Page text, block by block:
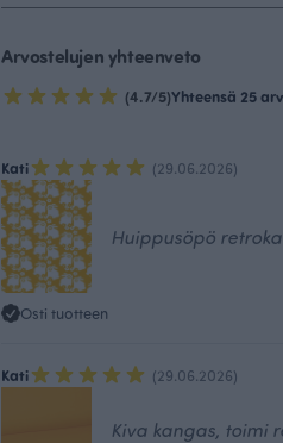
Arvostelujen yhteenveto
(4.7/5)Yhteensä 25
Kati (29.06.2026)
Huippusöpö
Osti tuotteen
Kati (29.06.2026)
Kiva kangas, toimi